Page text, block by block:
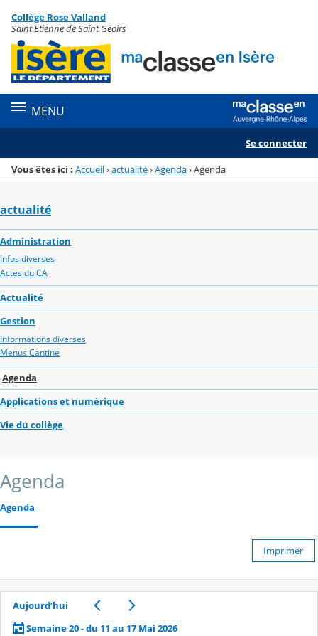
Menu de la rubrique
Contenu
Collège Rose Valland
Saint Etienne de Saint Geoirs
MENU
Se connecter
Vous êtes ici : Accueil›actualité›Agenda›Agenda
actualité
Administration
Infos diverses
Actes du CA
Actualité
Gestion
Informations diverses
Menus Cantine
Agenda
Applications et numérique
Vie du collège
Agenda
Agenda
Imprimer
Aujourd’hui
Semaine 20 - du 11 au 17 Mai 2026